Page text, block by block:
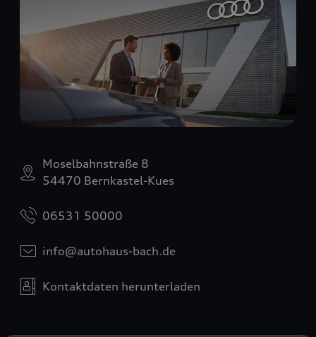
Moselbahnstraße 8
54470 Bernkastel-Kues
06531 50000
info@autohaus-bach.de
Kontaktdaten herunterladen